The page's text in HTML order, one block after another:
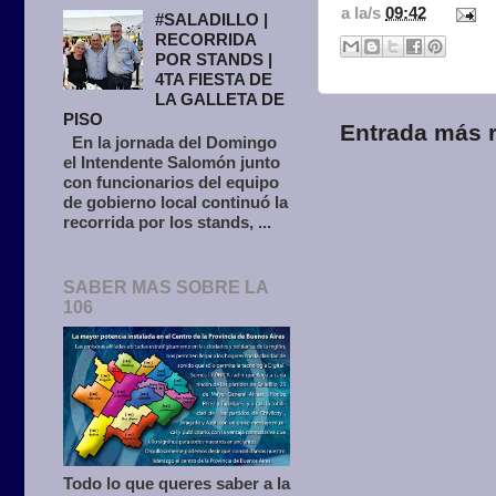
a la/s 09:42
Entrada más
#SALADILLO |
RECORRIDA
POR STANDS |
4TA FIESTA DE
LA GALLETA DE
PISO
En la jornada del Domingo
el Intendente Salomón junto
con funcionarios del equipo
de gobierno local continuó la
recorrida por los stands, ...
SABER MAS SOBRE LA
106
Todo lo que queres saber a la